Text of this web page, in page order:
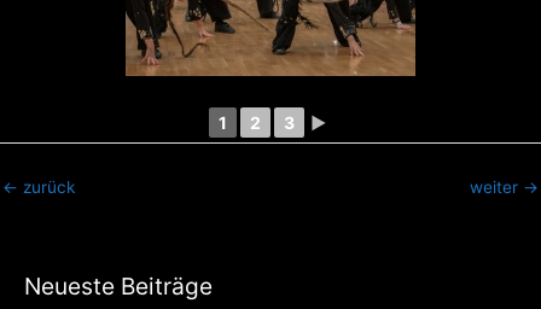
Neueste Beiträge
1 2 3 ►
← zurück weiter →